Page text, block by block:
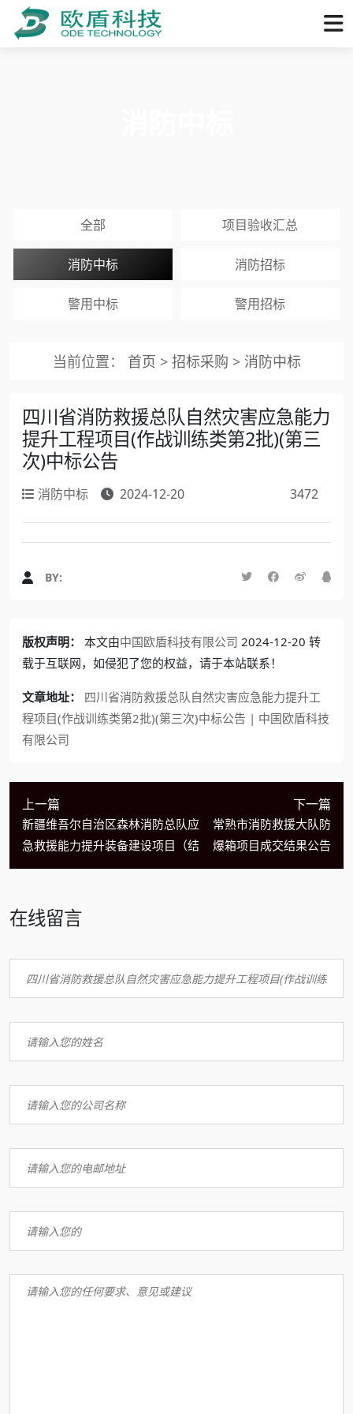
全部 项目验收汇总
消防中标 消防招标
警用中标 警用招标
当前位置： 首页 > 招标采购 > 消防中标
四川省消防救援总队自然灾害应急能力
提升工程项目(作战训练类第2批)(第三
次)中标公告
消防中标 2024-12-20 3472
BY:
版权声明： 本文由中国欧盾科技有限公司 2024-12-20 转
载于互联网，如侵犯了您的权益，请于本站联系！
文章地址：
四川省消防救援总队自然灾害应急能力提升工
程项目(作战训练类第2批)(第三次)中标公告 | 中国欧盾科技
有限公司
上一篇
新疆维吾尔自治区森林消防总队应
急救援能力提升装备建设项目（结
下一篇
常熟市消防救援大队防
爆箱项目成交结果公告
在线留言